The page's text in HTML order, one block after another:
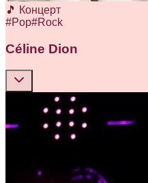
🎵 Концерт
#Pop#Rock
Céline Dion